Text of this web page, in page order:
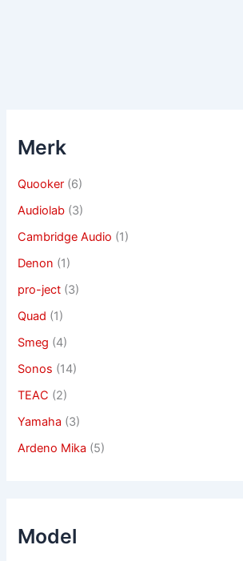
Merk
Quooker (6)
Audiolab (3)
Cambridge Audio (1)
Denon (1)
pro-ject (3)
Quad (1)
Smeg (4)
Sonos (14)
TEAC (2)
Yamaha (3)
Ardeno Mika (5)
Model